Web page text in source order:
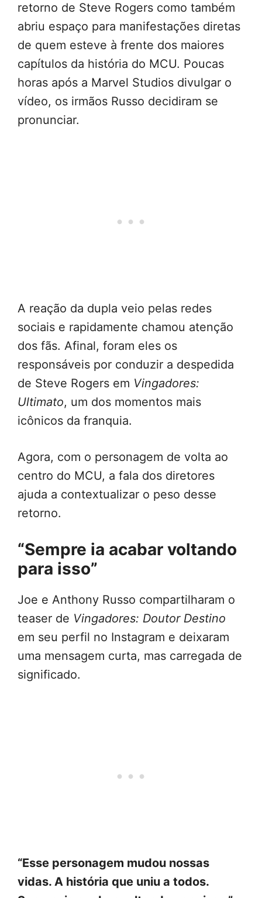
retorno de Steve Rogers como também
abriu espaço para manifestações diretas
de quem esteve à frente dos maiores
capítulos da história do MCU. Poucas
horas após a Marvel Studios divulgar o
vídeo, os irmãos Russo decidiram se
pronunciar.
A reação da dupla veio pelas redes
sociais e rapidamente chamou atenção
dos fãs. Afinal, foram eles os
responsáveis por conduzir a despedida
de Steve Rogers em Vingadores:
Ultimato, um dos momentos mais
icônicos da franquia.
Agora, com o personagem de volta ao
centro do MCU, a fala dos diretores
ajuda a contextualizar o peso desse
retorno.
“Sempre ia acabar voltando
para isso”
Joe e Anthony Russo compartilharam o
teaser de Vingadores: Doutor Destino
em seu perfil no Instagram e deixaram
uma mensagem curta, mas carregada de
significado.
“Esse personagem mudou nossas
vidas. A história que uniu a todos.